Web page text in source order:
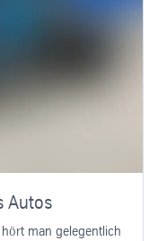
Autos
man gelegentlich